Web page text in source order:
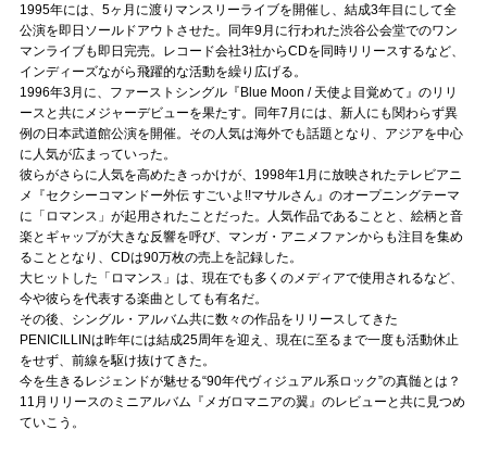
Official SNS
1995年には、5ヶ月に渡りマンスリーライブを開催し、結成3年目にして全
公演を即日ソールドアウトさせた。同年9月に行われた渋谷公会堂でのワン
マンライブも即日完売。レコード会社3社からCDを同時リリースするなど、
インディーズながら飛躍的な活動を繰り広げる。
1996年3月に、ファーストシングル『Blue Moon / 天使よ目覚めて』のリリ
ースと共にメジャーデビューを果たす。同年7月には、新人にも関わらず異
例の日本武道館公演を開催。その人気は海外でも話題となり、アジアを中心
に人気が広まっていった。
彼らがさらに人気を高めたきっかけが、1998年1月に放映されたテレビアニ
メ『セクシーコマンドー外伝 すごいよ!!マサルさん』のオープニングテーマ
に「ロマンス」が起用されたことだった。人気作品であることと、絵柄と音
楽とギャップが大きな反響を呼び、マンガ・アニメファンからも注目を集め
ることとなり、CDは90万枚の売上を記録した。
大ヒットした「ロマンス」は、現在でも多くのメディアで使用されるなど、
今や彼らを代表する楽曲としても有名だ。
その後、シングル・アルバム共に数々の作品をリリースしてきた
PENICILLINは昨年には結成25周年を迎え、現在に至るまで一度も活動休止
をせず、前線を駆け抜けてきた。
今を生きるレジェンドが魅せる“90年代ヴィジュアル系ロック”の真髄とは？
11月リリースのミニアルバム『メガロマニアの翼』のレビューと共に見つめ
ていこう。